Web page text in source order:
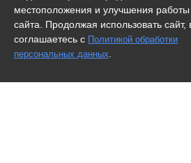
местоположения и улучшения работы
сайта. Продолжая использовать сайт,
соглашаетесь с Политикой обработки
персональных данных